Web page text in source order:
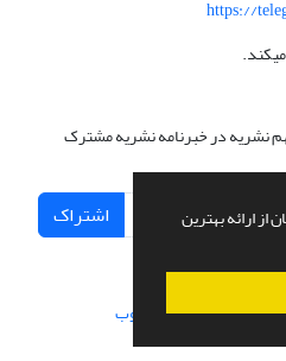
از ارائه بهترین
https://
نشریه در خبرنامه نشریه مشترک
اشتراک
و پیاده سازی از سیناوب